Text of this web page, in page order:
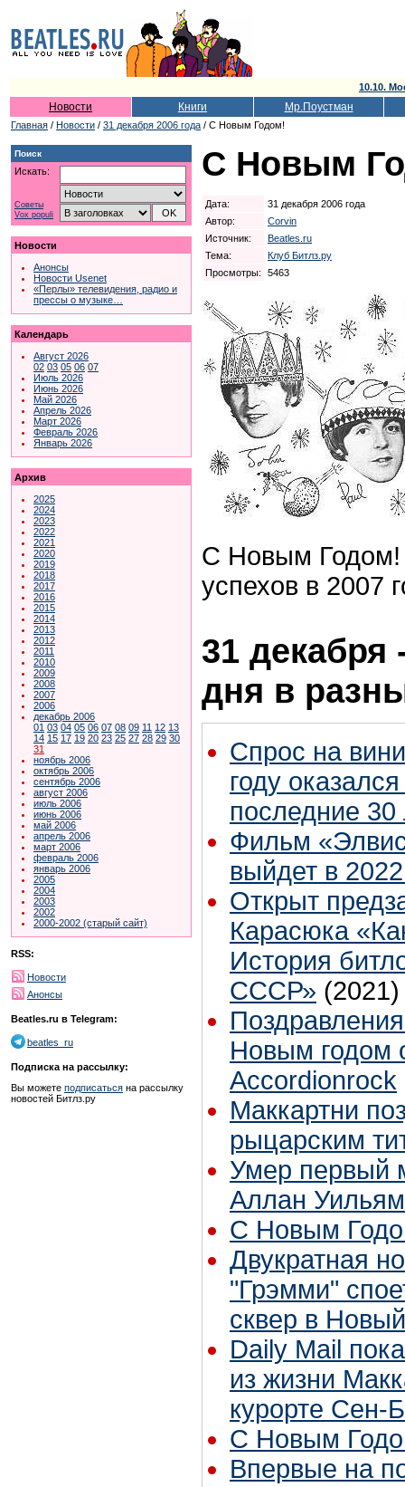
10.10.
Новости Книги Мр.Поустман
Главная / Новости / 31 декабря 2006 года / С Новым Годом!
Поиск
Искать:
Советы
Vox populi
Новости
Анонсы
Новости Usenet
«Перлы» телевидения, радио и
прессы о музыке…
Календарь
Август 2026
02 03 05 06 07
Июль 2026
Июнь 2026
Май 2026
Апрель 2026
Март 2026
Февраль 2026
Январь 2026
Архив
2025
2024
2023
2022
2021
2020
2019
2018
2017
2016
2015
2014
2013
2012
2011
2010
2009
2008
2007
2006
декабрь 2006
01 03 04 05 06 07 08 09 11 12 13
14 15 17 19 20 23 25 27 28 29 30
31
ноябрь 2006
октябрь 2006
сентябрь 2006
август 2006
июль 2006
июнь 2006
май 2006
апрель 2006
март 2006
февраль 2006
январь 2006
2005
2004
2003
2002
2000-2002 (старый сайт)
RSS:
Новости
Анонсы
Beatles.ru в Telegram:
beatles_ru
Подписка на рассылку:
Вы можете подписаться на рассылку
новостей Битлз.ру
С Новым
Дата:
31 декабря 2006 года
Автор:
Corvin
Источник:
Beatles.ru
Тема:
Клуб Битлз.ру
Просмотры:
5463
С Новым Годом!
успехов в 2007
31 декабря
дня в
Спрос на
году
последние 30
Фильм
выйдет в
Открыт
Карасюка
История
СССР» (2021)
Новым годом
Accordionrock
Маккартни
рыцарским
Умер первый
Аллан
С Новым
Двукратная
"Грэмми"
сквер в
Daily Mail
из жизни
курорте Сен-
С Новым
Впервые на